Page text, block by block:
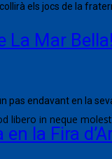
libero in neque
els jocs de la
La Mar Bella!
pas endavant en la
la Fira